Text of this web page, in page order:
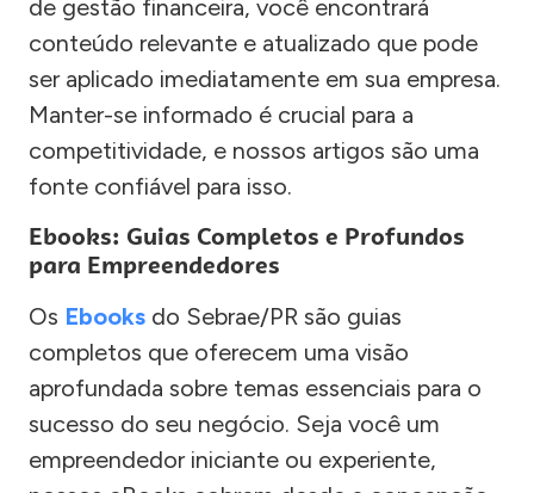
de gestão financeira, você encontrará
conteúdo relevante e atualizado que pode
ser aplicado imediatamente em sua empresa.
Manter-se informado é crucial para a
competitividade, e nossos artigos são uma
fonte confiável para isso.
Ebooks: Guias Completos e Profundos
para Empreendedores
Os Ebooks do Sebrae/PR são guias
completos que oferecem uma visão
aprofundada sobre temas essenciais para o
sucesso do seu negócio. Seja você um
empreendedor iniciante ou experiente,